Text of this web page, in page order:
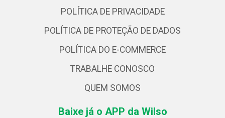
POLÍTICA DE PRIVACIDADE
POLÍTICA DE PROTEÇÃO DE DADOS
POLÍTICA DO E-COMMERCE
TRABALHE CONOSCO
QUEM SOMOS
Baixe já o APP da Wilso